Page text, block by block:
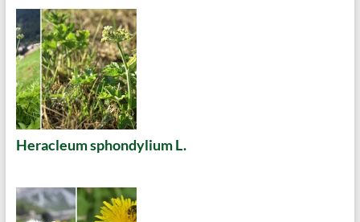
Heracleum sphondylium L.